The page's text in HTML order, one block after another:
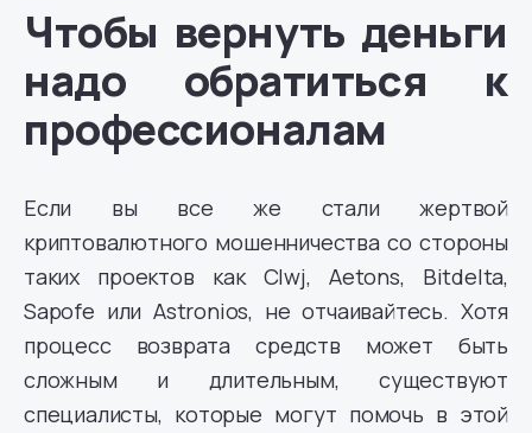
Чтобы вернуть деньги
надо обратиться к
профессионалам
Если вы все же стали жертвой
криптовалютного мошенничества со стороны
таких проектов как Clwj, Aetons, Bitdelta,
Sapofe или Astronios, не отчаивайтесь. Хотя
процесс возврата средств может быть
сложным и длительным, существуют
специалисты, которые могут помочь в этой